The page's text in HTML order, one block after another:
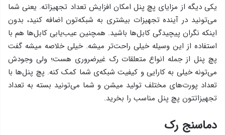
یکی دیگه از مزایای پچ پنل امکان افزایش تعداد تجهیزاته. یعنی شما
می‌تونید در آینده تجهیزات بیشتری به شبکه‌تون اضافه کنید، بدون
اینکه نگران پیچیدگی کابل‌ها باشید. همچنین عیب‌یابی کابل‌ها هم با
استفاده از این وسیله خیلی راحت‌تر میشه. خیلی خلاصه میشه گفت
پچ پنل از جمله انواع متعلقات رک غیرضروری هست؛ ولی وجودش
می‌تونه خیلی به کارایی و کیفیت شبکه‌ی شما کمک کنه. پچ پنل‌ها با
تعداد پورت‌های مختلف تولید میشن و شما می‌تونید بسته به تعداد
تجهیزاتتون پچ پنل مناسب را بخرید.
دماسنج رک